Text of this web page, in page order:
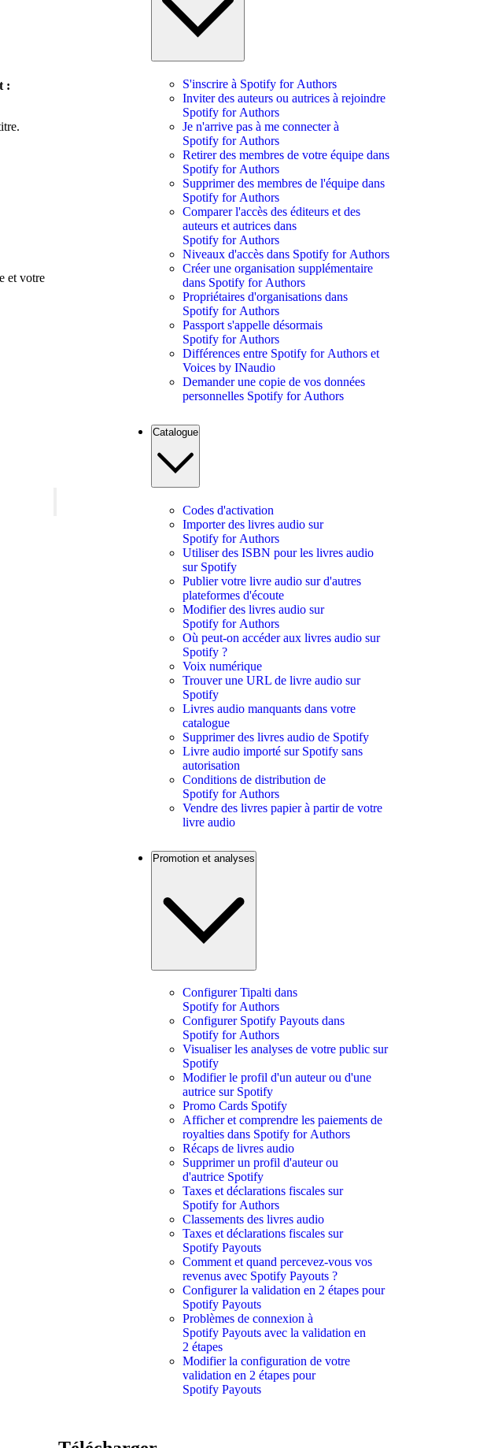
:
et votre
S'inscrire à Spotify for Authors
Inviter des auteurs ou autrices à rejoindre
Spotify for Authors
Je n'arrive pas à me connecter à
Spotify for Authors
Retirer des membres de votre équipe dans
Spotify for Authors
Supprimer des membres de l'équipe dans
Spotify for Authors
Comparer l'accès des éditeurs et des
auteurs et autrices dans
Spotify for Authors
Niveaux d'accès dans Spotify for Authors
Créer une organisation supplémentaire
dans Spotify for Authors
Propriétaires d'organisations dans
Spotify for Authors
Passport s'appelle désormais
Spotify for Authors
Différences entre Spotify for Authors et
Voices by INaudio
Demander une copie de vos données
personnelles Spotify for Authors
Catalogue
Codes d'activation
Importer des livres audio sur
Spotify for Authors
Utiliser des ISBN pour les livres audio
sur Spotify
Publier votre livre audio sur d'autres
plateformes d'écoute
Modifier des livres audio sur
Spotify for Authors
Où peut-on accéder aux livres audio sur
Spotify ?
Voix numérique
Trouver une URL de livre audio sur
Spotify
Livres audio manquants dans votre
catalogue
Supprimer des livres audio de Spotify
Livre audio importé sur Spotify sans
autorisation
Conditions de distribution de
Spotify for Authors
Vendre des livres papier à partir de votre
livre audio
Promotion et analyses
Configurer Tipalti dans
Spotify for Authors
Configurer Spotify Payouts dans
Spotify for Authors
Visualiser les analyses de votre public sur
Spotify
Modifier le profil d'un auteur ou d'une
autrice sur Spotify
Promo Cards Spotify
Afficher et comprendre les paiements de
royalties dans Spotify for Authors
Récaps de livres audio
Supprimer un profil d'auteur ou
d'autrice Spotify
Taxes et déclarations fiscales sur
Spotify for Authors
Classements des livres audio
Taxes et déclarations fiscales sur
Spotify Payouts
Comment et quand percevez-vous vos
revenus avec Spotify Payouts ?
Configurer la validation en 2 étapes pour
Spotify Payouts
Problèmes de connexion à
Spotify Payouts avec la validation en
2 étapes
Modifier la configuration de votre
validation en 2 étapes pour
Spotify Payouts